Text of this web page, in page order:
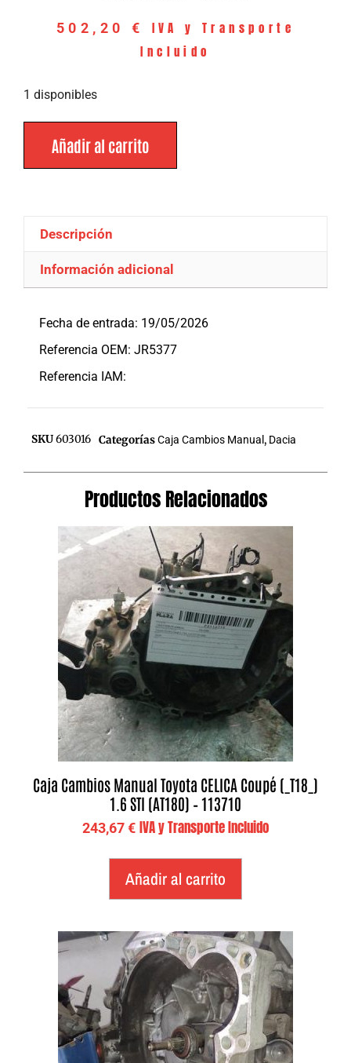
502,20 €
IVA y Transporte
Incluido
1 disponibles
Añadir al carrito
Descripción
Información adicional
Fecha de entrada: 19/05/2026
Referencia OEM: JR5377
Referencia IAM:
SKU603016 CategoríasCaja Cambios Manual , Dacia
Productos Relacionados
Caja Cambios Manual Toyota CELICA Coupé (_T18_)
1.6 STI (AT180) – 113710
243,67€ IVA y Transporte Incluido
Añadir al carrito